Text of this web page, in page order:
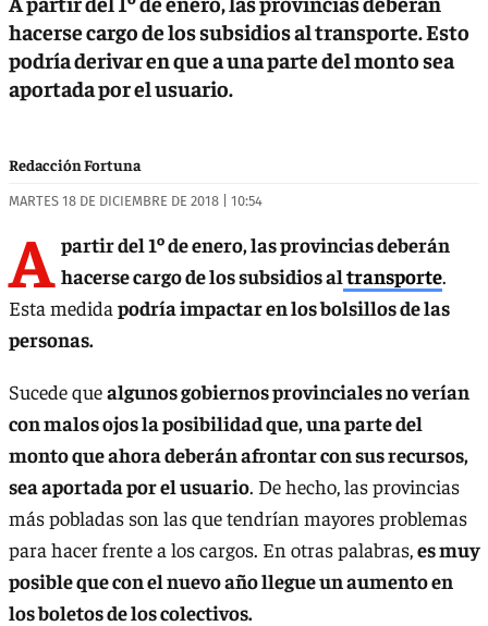
hacerse cargo de los subsidios al transporte. Esto
podría derivar en que a una parte del monto sea
aportada por el usuario.
Redacción Fortuna
MARTES 18 DE DICIEMBRE DE 2018 | 10:54
A partir del 1º de enero, las provincias deberán
hacerse cargo de los subsidios altransporte.
Esta medida podría impactar en los bolsillos de las
personas.
Sucede quealgunos gobiernos provinciales no verían
con malos ojos la posibilidad que, una parte del
monto que ahora deberán afrontar con sus recursos,
sea aportada por el usuario. De hecho, las provincias
más pobladas son las que tendrían mayores problemas
para hacer frente a los cargos. En otras palabras,es muy
posible que con el nuevo año llegue un aumento en
los boletos de los colectivos.